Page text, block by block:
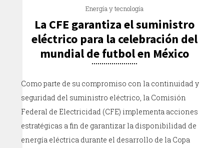
Energía y tecnología
La CFE garantiza el suministro
eléctrico para la celebración del
mundial de futbol en México
Como parte de su compromiso con la continuidad y
seguridad del suministro eléctrico, la Comisión
Federal de Electricidad (CFE) implementa acciones
estratégicas a fin de garantizar la disponibilidad de
energía eléctrica durante el desarrollo de la Copa